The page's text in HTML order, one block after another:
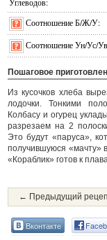
Соотношение Б/Ж/У:
Соотношение Ун/Ус/
Пошаговое
Из кусочков хлеба
лодочки. Тонкими
Колбасу и огурец
разрезаем на 2
Это будут «паруса»,
получившуюся «мачту»
«Кораблик» готов к
← Предыдущий
Вконтакте